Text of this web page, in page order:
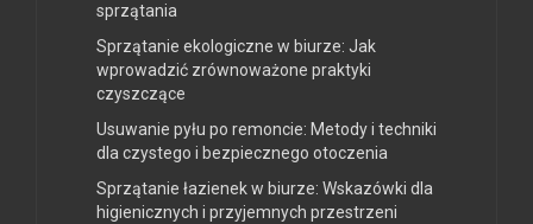
sprzątania
Sprzątanie ekologiczne w biurze: Jak
wprowadzić zrównoważone praktyki
czyszczące
Usuwanie pyłu po remoncie: Metody i techniki
dla czystego i bezpiecznego otoczenia
Sprzątanie łazienek w biurze: Wskazówki dla
higienicznych i przyjemnych przestrzeni